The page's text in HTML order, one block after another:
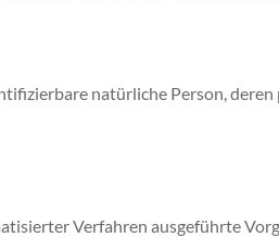
natürliche Person,
Verfahren ausgeführte